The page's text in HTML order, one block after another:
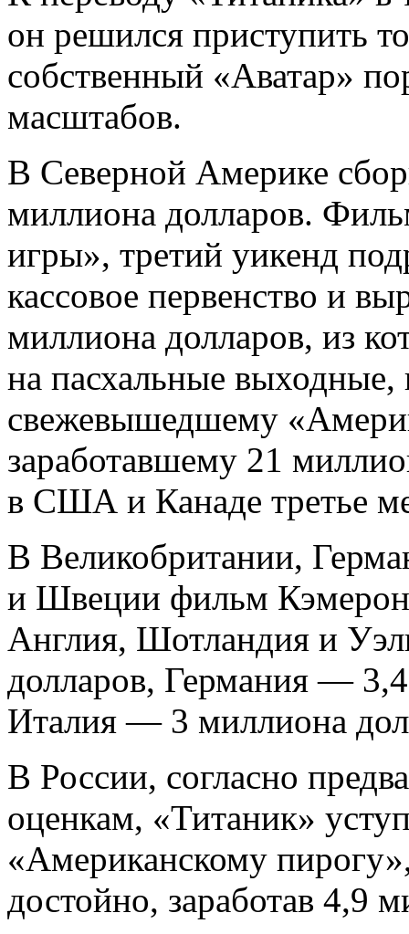
он решился приступить
собственный «Аватар»
масштабов.
В Северной Америке
миллиона долларов.
игры», третий уикенд
кассовое первенство и
миллиона долларов, из
на пасхальные выходные,
свежевышедшему
заработавшему 21
в США и Канаде третье
В Великобритании,
и Швеции фильм
Англия, Шотландия и
долларов, Германия —
Италия — 3 миллиона
В России, согласно
оценкам, «Титаник»
«Американскому
достойно, заработав 4,9